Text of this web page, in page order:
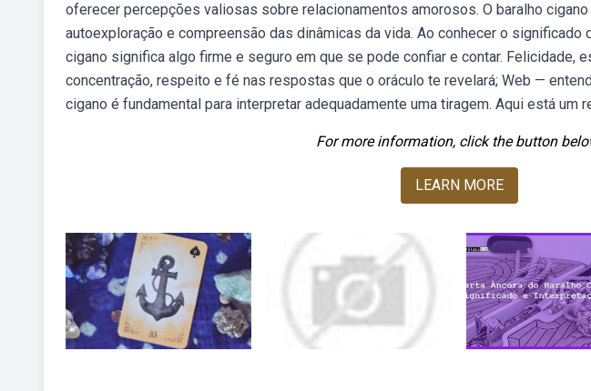
oferecer percepções valiosas sobre relacionamentos amorosos. O baralho
autoexploração e compreensão das dinâmicas da vida. Ao conhecer o significado
cigano significa algo firme e seguro em que se pode confiar e contar. Felicidade,
concentração, respeito e fé nas respostas que o oráculo te revelará; Web —
cigano é fundamental para interpretar adequadamente uma tiragem. Aqui está um
For more information, click the button
LEARN MORE